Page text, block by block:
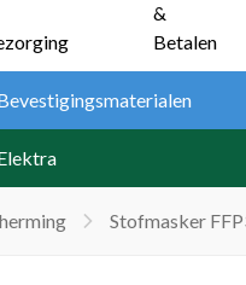
&
Betalen
Stofmasker